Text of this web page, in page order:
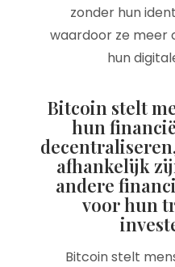
zonder hun
waardoor ze meer
hun
Bitcoin stelt
hun
afhankelijk
andere
voor hun
Bitcoin stelt